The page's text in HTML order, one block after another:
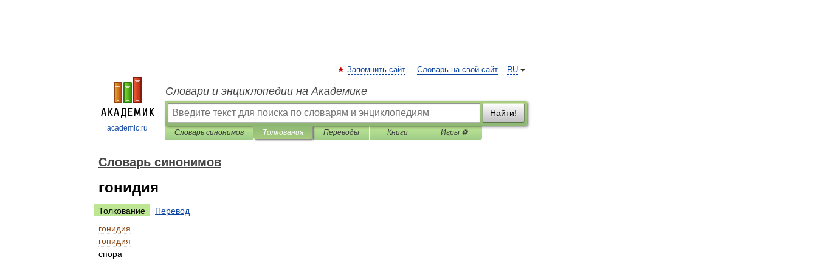
academic.ru
RU
Запомнить сайт Словарь на свой сайт
Словари и энциклопедии на Академике
Найти!
Словарь синонимов Толкования Переводы Книги Игры ⚽
Словарь синонимов
гонидия
Толкование
Перевод
гонидия
гонидия
спора